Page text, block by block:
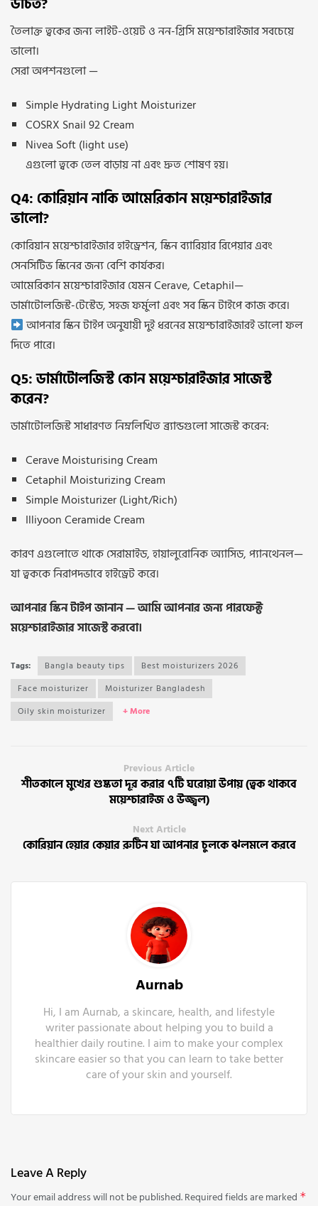
তৈলাক্ত ত্বকের জন্য লাইট-ওয়েট ও নন-গ্রিসি ময়েশ্চারাইজার সবচেয়ে
ভালো।
সেরা অপশনগুলো —
Simple Hydrating Light Moisturizer
COSRX Snail 92 Cream
Nivea Soft (light use)
এগুলো ত্বকে তেল বাড়ায় না এবং দ্রুত শোষণ হয়।
Q4: কোরিয়ান নাকি আমেরিকান ময়েশ্চারাইজার
ভালো?
কোরিয়ান ময়েশ্চারাইজার হাইড্রেশন, স্কিন ব্যারিয়ার রিপেয়ার এবং
সেনসিটিভ স্কিনের জন্য বেশি কার্যকর।
আমেরিকান ময়েশ্চারাইজার যেমন Cerave, Cetaphil—
ডার্মাটোলজিস্ট-টেস্টেড, সহজ ফর্মুলা এবং সব স্কিন টাইপে কাজ করে।
আপনার স্কিন টাইপ অনুযায়ী দুই ধরনের ময়েশ্চারাইজারই ভালো ফল
দিতে পারে।
Q5: ডার্মাটোলজিস্ট কোন ময়েশ্চারাইজার সাজেস্ট
করেন?
ডার্মাটোলজিস্ট সাধারণত নিম্নলিখিত ব্র্যান্ডগুলো সাজেস্ট করেন:
Cerave Moisturising Cream
Cetaphil Moisturizing Cream
Simple Moisturizer (Light/Rich)
Illiyoon Ceramide Cream
কারণ এগুলোতে থাকে সেরামাইড, হায়ালুরোনিক অ্যাসিড, প্যানথেনল—
যা ত্বককে নিরাপদভাবে হাইড্রেট করে।
আপনার স্কিন টাইপ জানান — আমি আপনার জন্য পারফেক্ট
ময়েশ্চারাইজার সাজেস্ট করবো।
Tags: Bangla beauty tips
Best moisturizers 2026
Face moisturizer
Moisturizer Bangladesh
Oily skin moisturizer
+ More
Previous Article
শীতকালে মুখের শুষ্কতা দূর করার ৭টি ঘরোয়া উপায় (ত্বক থাকবে
ময়েশ্চারাইজ ও উজ্জ্বল)
Next Article
কোরিয়ান হেয়ার কেয়ার রুটিন যা আপনার চুলকে ঝলমলে করবে
Aurnab
Hi, I am Aurnab, a skincare, health, and lifestyle
writer passionate about helping you to build a
healthier daily routine. I aim to make your complex
skincare easier so that you can learn to take better
care of your skin and yourself.
Leave A Reply
Your email address will not be published.Required fields are marked *